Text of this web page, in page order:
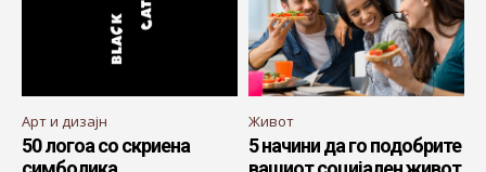
Арт и дизајн
50 логоа со скриена
Живот
5 начини да го подобрите